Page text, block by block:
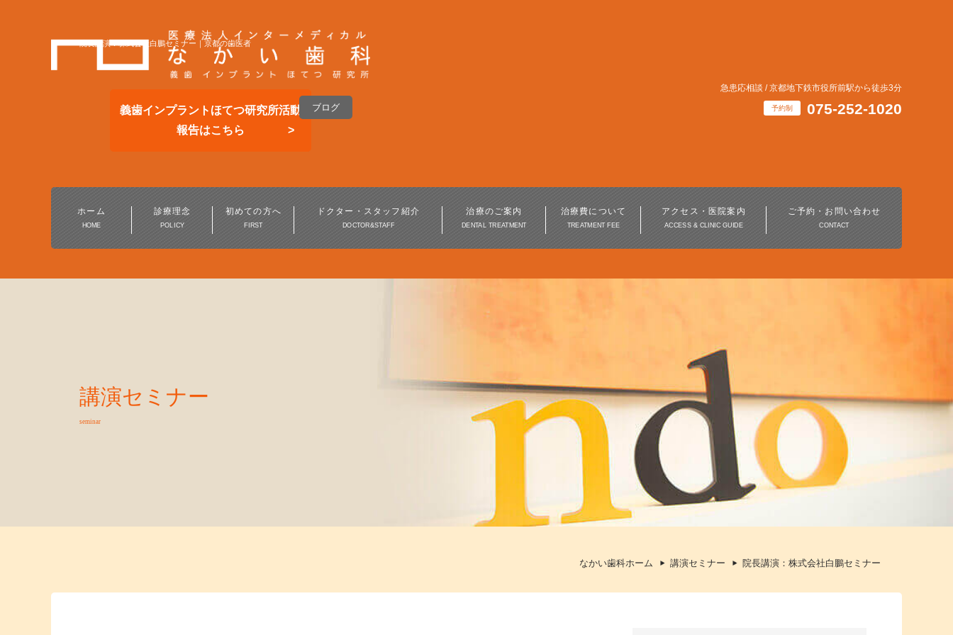
義歯インプラントほてつ研究所活動
報告はこちら
ブログ
院長講演：株式会社白鵬セミナー｜京都の歯医者
急患応相談 / 京都地下鉄市役所前駅から徒歩3分
予約制 075-252-1020
ホーム
HOME
診療理念
POLICY
初めての方へ
FIRST
ドクター・スタッフ紹介
DOCTOR&STAFF
治療のご案内
DENTAL TREATMENT
予防歯科・定期健診 歯周病治療 審美歯科・美容歯科 ホワイトニング
治療費について
TREATMENT FEE
アクセス・医院案内
ACCESS & CLINIC GUIDE
ご予約・お問い合わせ
CONTACT
講演セミナー
seminar
なかい歯科ホーム 講演セミナー 院長講演：株式会社白鵬セミナー